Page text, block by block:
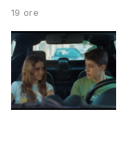
19 ore